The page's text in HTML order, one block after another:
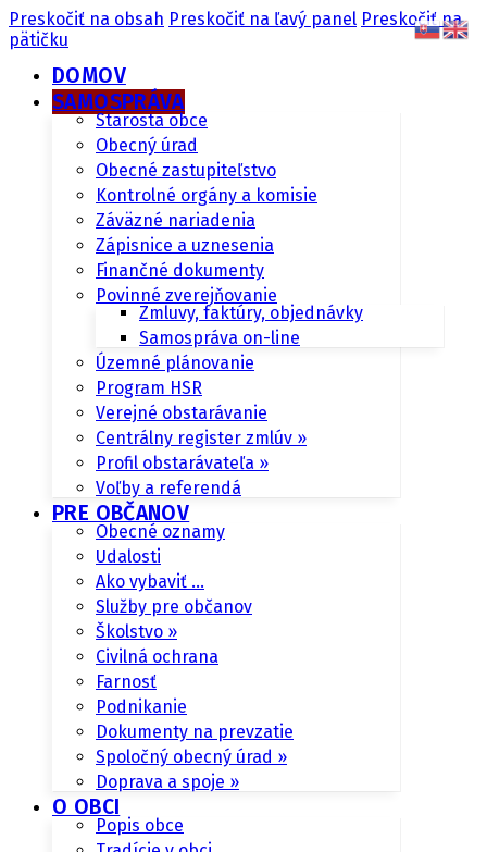
Preskočiť na obsah Preskočiť na ľavý panel Preskočiť na
pätičku
DOMOV
SAMOSPRÁVA
Starosta obce
Obecný úrad
Obecné zastupiteľstvo
Kontrolné orgány a komisie
Záväzné nariadenia
Zápisnice a uznesenia
Finančné dokumenty
Povinné zverejňovanie
Zmluvy, faktúry, objednávky
Samospráva on-line
Územné plánovanie
Program HSR
Verejné obstarávanie
Centrálny register zmlúv »
Profil obstarávateľa »
Voľby a referendá
PRE OBČANOV
Obecné oznamy
Udalosti
Ako vybaviť …
Služby pre občanov
Školstvo »
Civilná ochrana
Farnosť
Podnikanie
Dokumenty na prevzatie
Spoločný obecný úrad »
Doprava a spoje »
O OBCI
Popis obce